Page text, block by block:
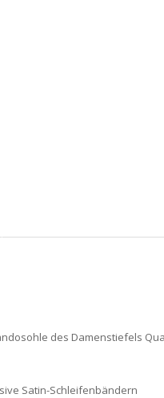
des Damenstiefels
Satin-Schleifenbändern